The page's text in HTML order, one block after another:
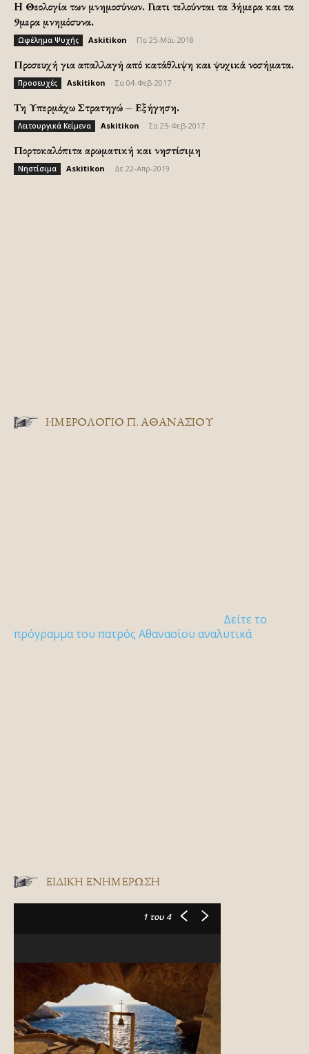
H Θεολογία των μνημοσύνων. Γιατι τελούνται τα 3ήμερα και τα
9μερα μνημόσυνα.
Ωφέλημα Ψυχής Askitikon Πα 25-Μάι-2018
Προσευχή για απαλλαγή από κατάθλιψη και ψυχικά νοσήματα.
Προσευχές Askitikon Σα 04-Φεβ-2017
Τη Υπερμάχω Στρατηγώ – Εξήγηση.
Λειτουργικά Κείμενα Askitikon Σα 25-Φεβ-2017
Πορτοκαλόπιτα αρωματική και νηστίσιμη
Νηστίσιμα Askitikon Δε 22-Απρ-2019
ΗΜΕΡΟΛΟΓΙΟ Π. ΑΘΑΝΑΣΙΟΥ
Δείτε το
πρόγραμμα του πατρός Αθανασίου αναλυτικά
ΕΙΔΙΚΉ ΕΝΗΜΈΡΩΣΗ
1 του 4